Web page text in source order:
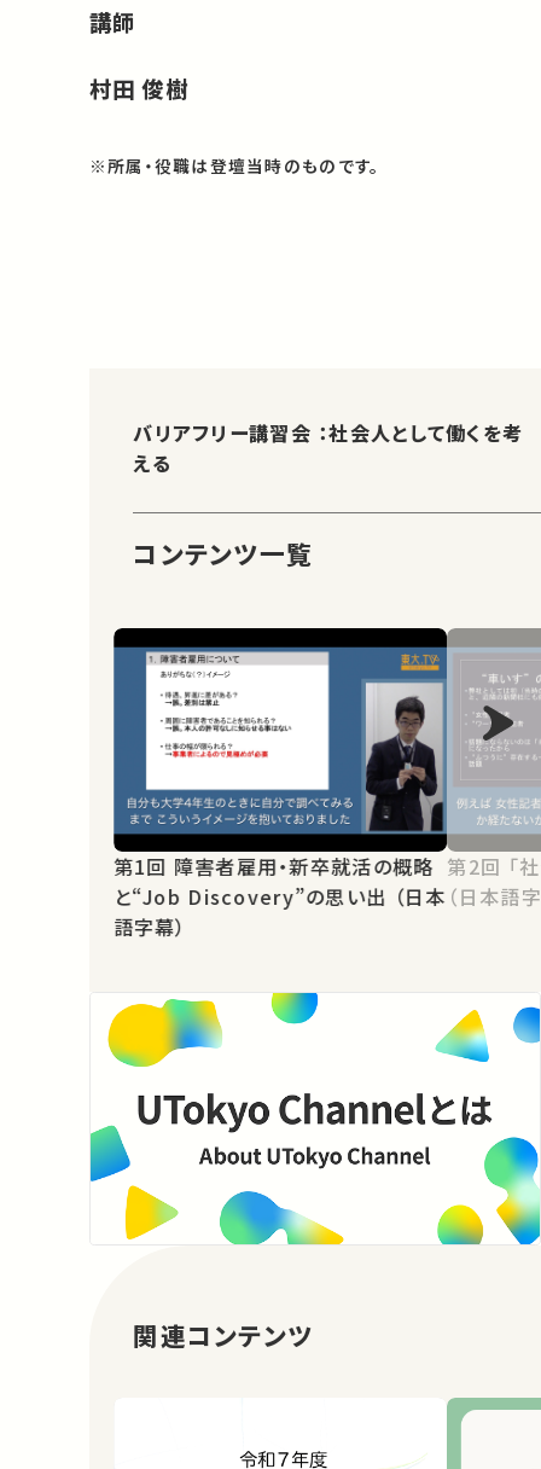
講師
村田 俊樹
※所属・役職は登壇当時のものです。
バリアフリー講習会 ：社会人として働くを考
える
コンテンツ一覧
第1回 障害者雇用・新卒就活の概略
と“Job Discovery”の思い出 （日本
語字幕）
第2回 「社会人として働く」を考える
（日本語
関連コンテンツ